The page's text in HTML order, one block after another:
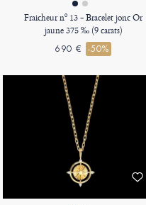
Fraicheur nº 13 - Bracelet jonc Or
jaune 375 ‰ (9 carats)
690 € -50%